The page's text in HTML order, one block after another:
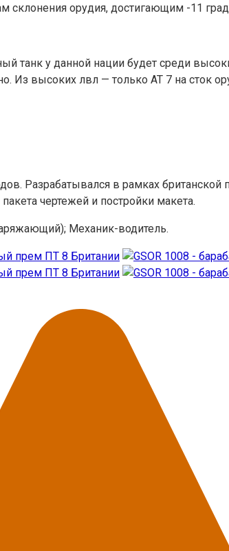
склонения орудия, достигающим -11
танк у данной нации будет среди
Из высоких лвл — только AT 7 на сток
Разрабатывался в рамках
чертежей и постройки макета.
Механик-водитель.